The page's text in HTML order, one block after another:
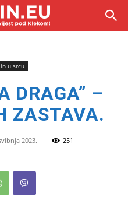
u srcu
DRAGA” –
ZASTAVA.
2023. 251